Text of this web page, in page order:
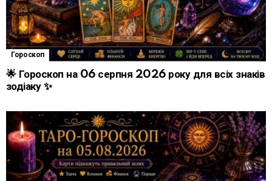
Гороскоп
🌟 Гороскоп на 06 серпня 2026 року для всіх знаків
зодіаку ✨